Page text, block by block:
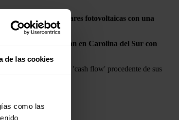
de las cookies
como las
de siete plantas solares fotovoltaicas con una
otras cuatro se ubican en Carolina del Sur con
se financiará con 'cash flow' procedente de sus